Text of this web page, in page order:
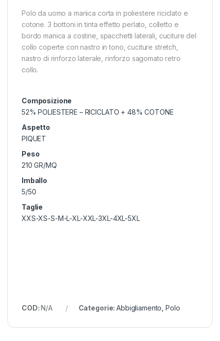
Polo da uomo a manica corta in poliestere riciclato e
cotone. 3 bottoni in tinta effetto perlato, colletto e
bordo manica a costine, spacchetti laterali, cuciture del
collo coperte con nastro in tono, cuciture stretch,
nastro di rinforzo laterale, rinforzo sagomato retro
collo.
Composizione
52% POLIESTERE – RICICLATO + 48% COTONE
Aspetto
PIQUET
Peso
210 GR/MQ
Imballo
5/50
Taglie
XXS-XS-S-M-L-XL-XXL-3XL-4XL-5XL
COD:N/A Categorie:Abbigliamento ,Polo